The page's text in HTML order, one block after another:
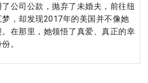
公司公款，抛弃了未婚夫，前往纽
，却发现2017年的美国并不像她
在那里，她领悟了真爱、真正的幸
。